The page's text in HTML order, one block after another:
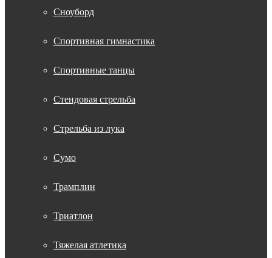
Сноуборд
Спортивная гимнастика
Спортивные танцы
Стендовая стрельба
Стрельба из лука
Сумо
Трамплин
Триатлон
Тяжелая атлетика